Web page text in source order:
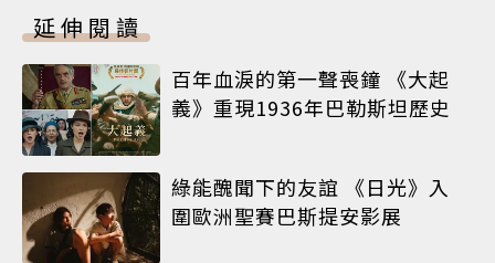
延伸閱讀
百年血淚的第一聲喪鐘 《大起
義》重現1936年巴勒斯坦歷史
綠能醜聞下的友誼 《日光》入
圍歐洲聖賽巴斯提安影展